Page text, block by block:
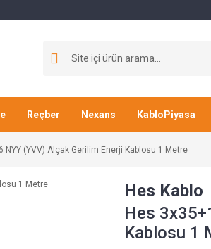
Reçber Nexans KabloPiyasa
NYY (YVV) Alçak Gerilim Enerji Kablosu 1 Metre
Hes Kablo
Hes
Kablosu 1